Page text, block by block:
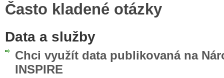
Často kladené otázky
Data a služby
Chci využít data publikovaná na
INSPIRE